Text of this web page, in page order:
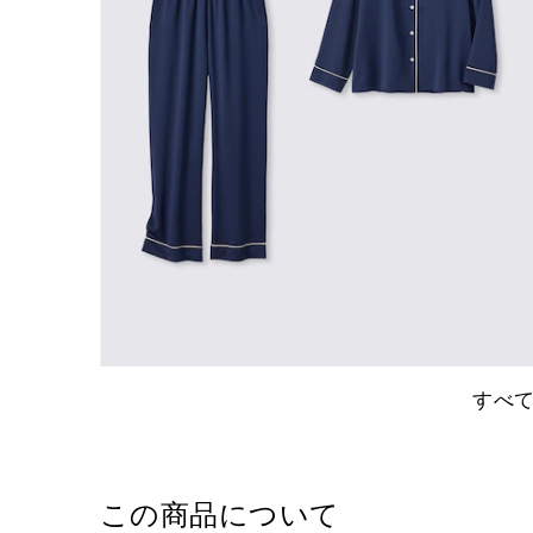
すべ
この商品について